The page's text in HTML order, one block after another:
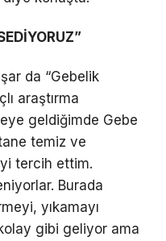
da “Gebelik
araştırma
geldiğimde Gebe
temiz ve
tercih ettim.
Burada
yıkamayı
gibi geliyor ama